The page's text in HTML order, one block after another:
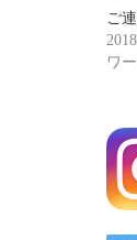
ご
ワ